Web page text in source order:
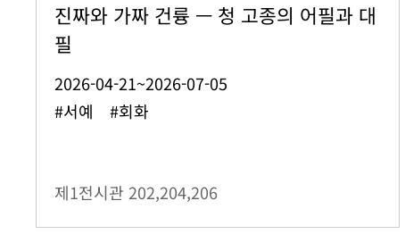
진짜와 가짜 건륭 — 청 고종의 어필과 대
필
2026-04-21~2026-07-05
#서예 #회화
제1전시관 202,204,206